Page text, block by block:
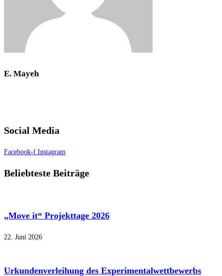
E. Mayeh
Social Media
Facebook-f Instagram
Beliebteste Beiträge
„Move it“ Projekttage 2026
22. Juni 2026
Urkundenverleihung des Experimentalwettbewerbs